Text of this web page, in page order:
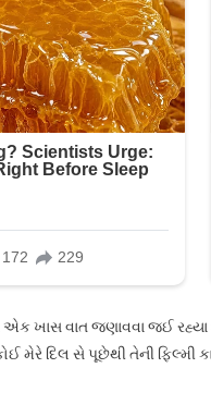
ખાસ વાત જણાવવા જઈ રહ્યા
મેરે દિલ સે પૂછેથી તેની ફિલ્મી